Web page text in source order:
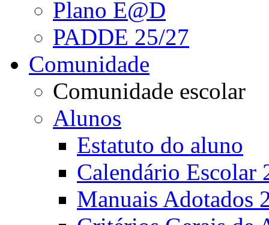
Plano E@D
PADDE 25/27
Comunidade
Comunidade escolar
Alunos
Estatuto do aluno
Calendário Escolar
Manuais Adotados